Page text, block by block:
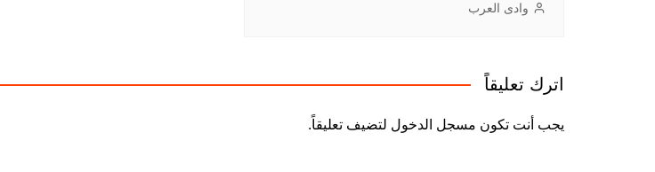
وادى العرب
اترك تعليقاً
يجب أنت تكون مسجل الدخول لتضيف تعليقاً.